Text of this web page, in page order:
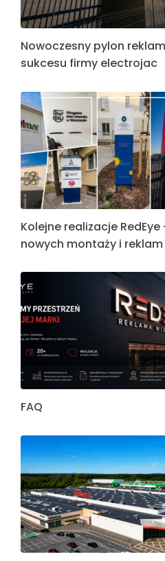
Nowoczesny pylon
sukcesu firmy electrojac
Kolejne realizacje RedEye
nowych montaży i
FAQ